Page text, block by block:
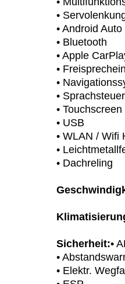
•
• Android Auto
• Bluetooth
• Apple
•
•
•
• Touchscreen
• USB
• WLAN / Wifi
•
• Dachreling
Sicherheit:•
•
• Elektr.